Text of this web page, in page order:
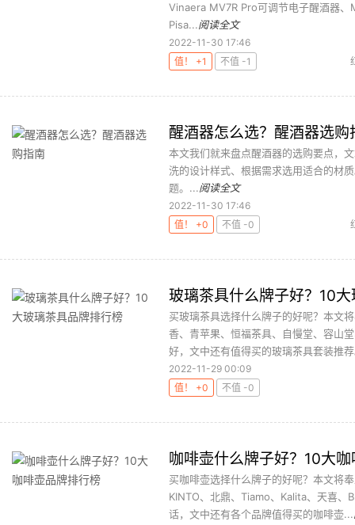
Vinaera MV7R Pro可调节电子醒酒器
Pisa...阅读全文
2022-11-30 17:46
值！ +1
不值 -1
醒酒器怎么选？醒酒器选购
本文我们就来盘点醒酒器的选购要点，
洗的设计样式、根据需求选用适合的材
题。...阅读全文
2022-11-30 17:46
值！ +0
不值 -0
玻璃茶具什么牌子好？10
买玻璃茶具选择什么牌子的好呢？本文
香、青苹果、恒福茶具、自慢堂、容山
好，文中还有值得买的玻璃茶具套装推
2022-11-29 00:09
值！ +0
不值 -0
咖啡壶什么牌子好？10大
买咖啡壶选择什么牌子的好呢？本文将
KINTO、北鼎、Tiamo、Kalita、天喜
话，文中还有各个品牌值得买的咖啡壶...